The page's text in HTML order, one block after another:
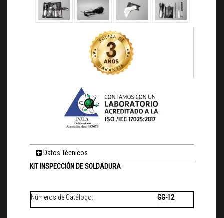
Datos Técnicos
KIT INSPECCIÓN DE SOLDADURA
Números de Catálogo: GG-12